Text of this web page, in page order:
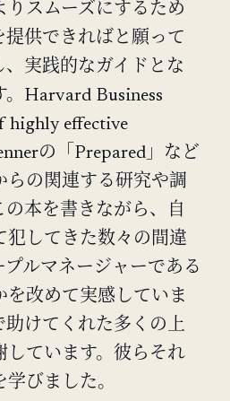
スムーズにするため
供できればと願って
、実践的なガイドとな
Harvard Business
highly effective
の「Prepared」など
らの関連する研究や調
本を書きながら、自
犯してきた数々の間違
ルマネージャーである
を改めて実感していま
助けてくれた多くの上
しています。彼らそれ
びました。